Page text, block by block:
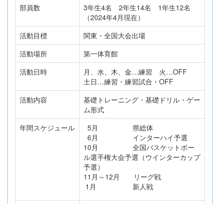
部員数
3年生4名 2年生14名 1年生12名
（2024年4月現在）
活動目標
関東・全国大会出場
活動場所
第一体育館
活動日時
月、水、木、金…練習 火…OFF
土日…練習・練習試合・OFF
活動内容
基礎トレーニング・基礎ドリル・ゲー
ム形式
年間スケジュール
5月 県総体
6月 インターハイ予選
10月 全国バスケットボー
ル選手権大会予選（ウインターカップ
予選）
11月～12月 リーグ戦
1月 新人戦